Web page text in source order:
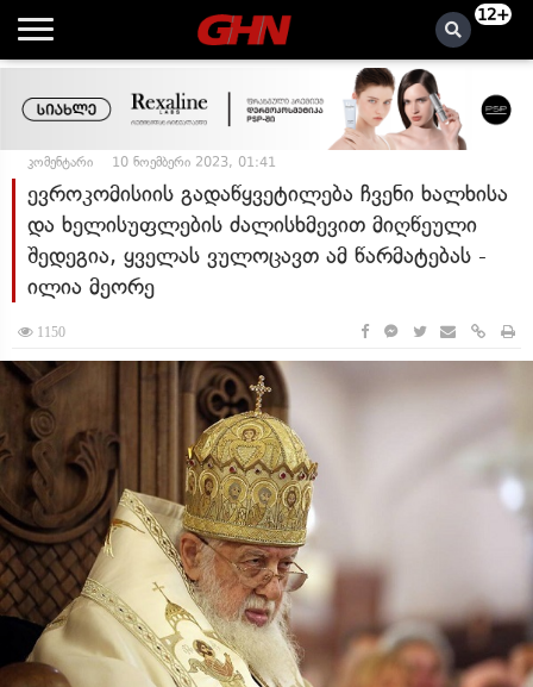
12+
კომენტარი 10 ნოემბერი 2023, 01:41
ევროკომისიის გადაწყვეტილება ჩვენი ხალხისა
და ხელისუფლების ძალისხმევით მიღწეული
შედეგია, ყველას ვულოცავთ ამ წარმატებას -
ილია მეორე
1150